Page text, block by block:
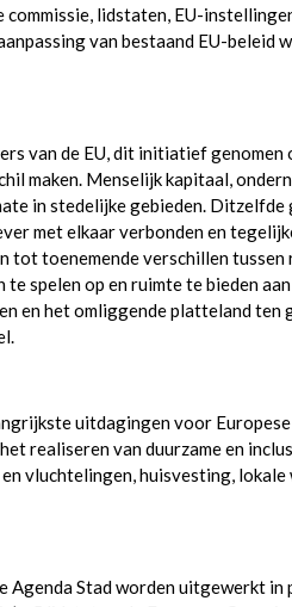
lidstaten, EU-
van bestaand EU-beleid
van de EU, dit initiatief
maken. Menselijk kapitaal,
in stedelijke gebieden.
met elkaar verbonden en
toenemende verschillen tussen
spelen op en ruimte te bieden
en het omliggende platteland ten
uitdagingen voor
realiseren van duurzame en
vluchtelingen, huisvesting,
Agenda Stad worden uitgewerkt in